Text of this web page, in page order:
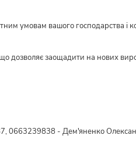
умовам вашого господарства і
дозволяє заощадити на нових
0663239838 - Дем'яненко